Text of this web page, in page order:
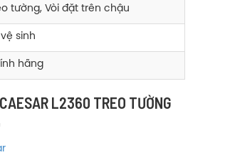
tường, Vòi đặt trên chậu
vệ sinh
hãng
L2360 TREO TƯỜNG